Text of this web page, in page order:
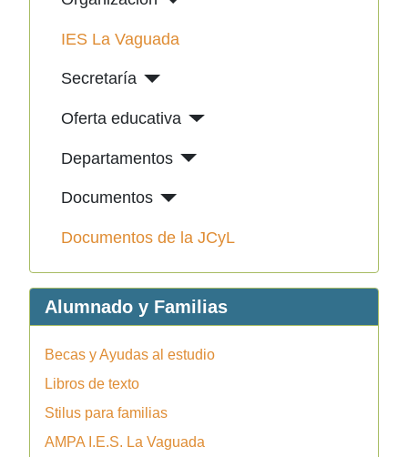
IES La Vaguada
Secretaría
Oferta educativa
Departamentos
Documentos
Documentos de la JCyL
Alumnado y Familias
Becas y Ayudas al estudio
Libros de texto
Stilus para familias
AMPA I.E.S. La Vaguada